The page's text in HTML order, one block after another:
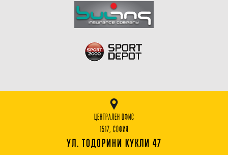
ЦЕНТРАЛЕН ОФИС
1517, СОФИЯ
УЛ. ТОДОРИНИ КУКЛИ 47